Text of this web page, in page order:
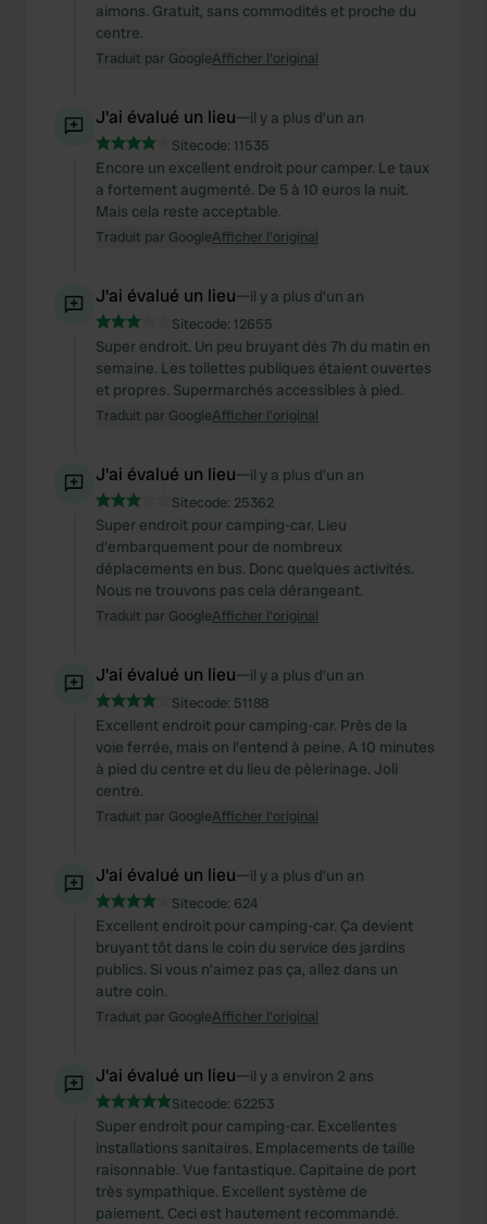
aimons. Gratuit, sans commodités et proche du
centre.
Traduit par GoogleAfficher l'original
J'ai évalué un lieu—il y a plus d’un an
Sitecode: 11535
Encore un excellent endroit pour camper. Le taux
a fortement augmenté. De 5 à 10 euros la nuit.
Mais cela reste acceptable.
Traduit par GoogleAfficher l'original
J'ai évalué un lieu—il y a plus d’un an
Sitecode: 12655
Super endroit. Un peu bruyant dès 7h du matin en
semaine. Les toilettes publiques étaient ouvertes
et propres. Supermarchés accessibles à pied.
Traduit par GoogleAfficher l'original
J'ai évalué un lieu—il y a plus d’un an
Sitecode: 25362
Super endroit pour camping-car. Lieu
d'embarquement pour de nombreux
déplacements en bus. Donc quelques activités.
Nous ne trouvons pas cela dérangeant.
Traduit par GoogleAfficher l'original
J'ai évalué un lieu—il y a plus d’un an
Sitecode: 51188
Excellent endroit pour camping-car. Près de la
voie ferrée, mais on l'entend à peine. A 10 minutes
à pied du centre et du lieu de pèlerinage. Joli
centre.
Traduit par GoogleAfficher l'original
J'ai évalué un lieu—il y a plus d’un an
Sitecode: 624
Excellent endroit pour camping-car. Ça devient
bruyant tôt dans le coin du service des jardins
publics. Si vous n’aimez pas ça, allez dans un
autre coin.
Traduit par GoogleAfficher l'original
J'ai évalué un lieu—il y a environ 2 ans
Sitecode: 62253
Super endroit pour camping-car. Excellentes
installations sanitaires. Emplacements de taille
raisonnable. Vue fantastique. Capitaine de port
très sympathique. Excellent système de
paiement. Ceci est hautement recommandé.